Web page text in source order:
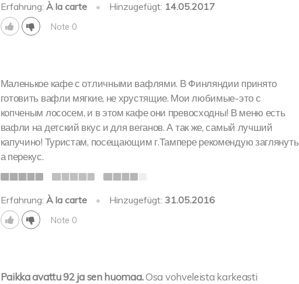
Erfahrung: À la carte • Hinzugefügt: 14.05.2017
Note 0
Маленькое кафе с отличными вафлями. В Финляндии принято
готовить вафли мягкие, не хрустящие. Мои любимые-это с
копченым лососем, и в этом кафе они превосходны! В меню есть
вафли на детский вкус и для веганов. А так же, самый лучший
капучино! Туристам, посещающим г.Тампере рекомендую заглянуть
а перекус.
Erfahrung: À la carte • Hinzugefügt: 31.05.2016
Note 0
Paikka avattu 92 ja sen huomaa.Osa vohveleista karkeasti